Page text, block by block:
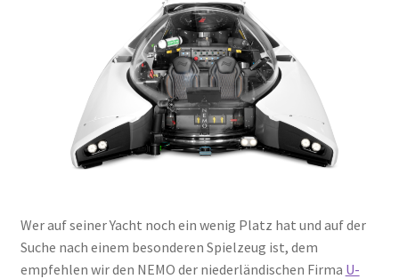
Wer auf seiner Yacht noch ein wenig Platz hat und auf der
Suche nach einem besonderen Spielzeug ist, dem
empfehlen wir den NEMO der niederländischen Firma U-